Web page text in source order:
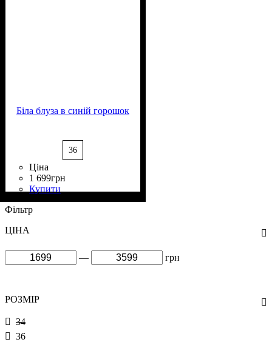
Біла блуза в синій горошок
36
Ціна
1 699грн
Купити
Склад тканини
Віскоза, 35% Поліестер, 5%
Крій: прямий, вільний
Довжина: класична
Довжина рукава
Стиль: класичний
Фільтр
ЦІНА
— грн
РОЗМІР
34
36